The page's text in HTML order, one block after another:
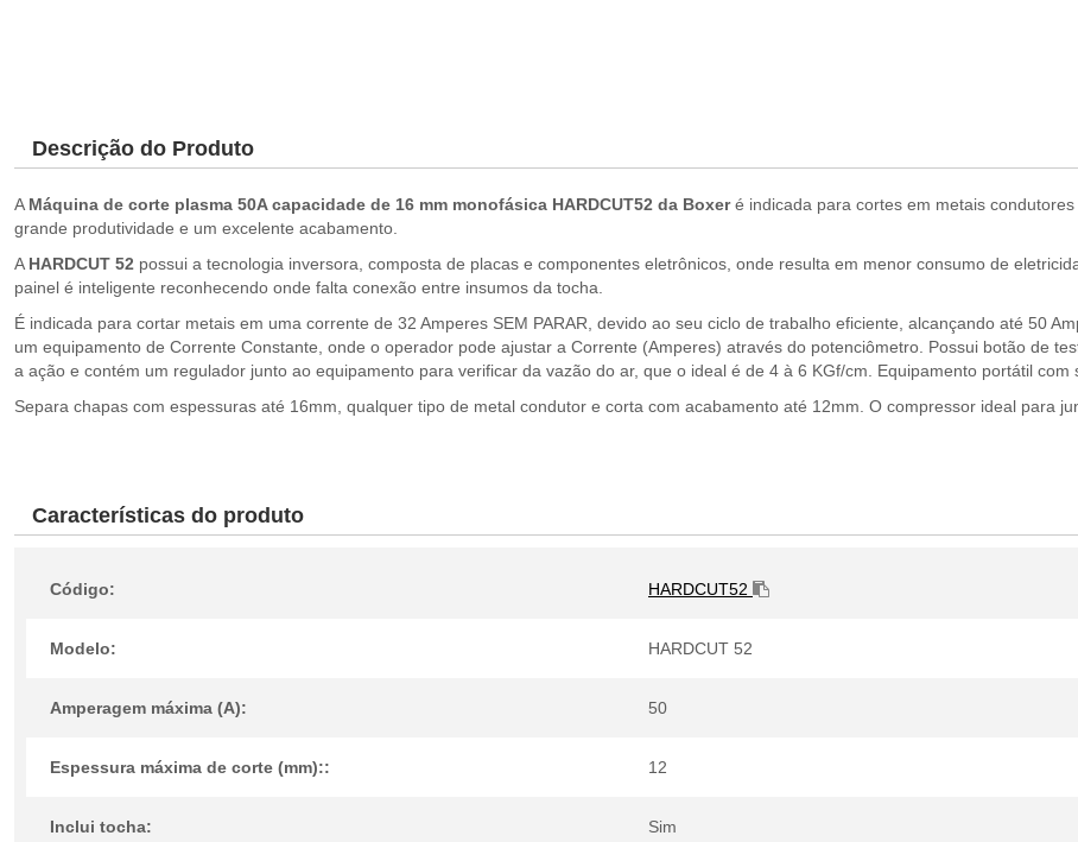
Descrição do Produto
A Máquina de corte plasma 50A capacidade de 16 mm monofásica HARDCUT52 da Boxeré indicada para cortes em metais
grande produtividade e um excelente acabamento.
A HARDCUT 52 possui a tecnologia inversora, composta de placas e componentes eletrônicos, onde resulta em menor consumo de
painel é inteligente reconhecendo onde falta conexão entre insumos da tocha.
É indicada para cortar metais em uma corrente de 32 Amperes SEM PARAR, devido ao seu ciclo de trabalho eficiente, alcançando até 50
um equipamento de Corrente Constante, onde o operador pode ajustar a Corrente (Amperes) através do potenciômetro. Possui botão de
a ação e contém um regulador junto ao equipamento para verificar da vazão do ar, que o ideal é de 4 à 6 KGf/cm. Equipamento portátil com
Separa chapas com espessuras até 16mm, qualquer tipo de metal condutor e corta com acabamento até 12mm. O compressor ideal para
Características do produto
Código: HARDCUT52
Modelo: HARDCUT 52
Amperagem máxima (A): 50
Espessura máxima de corte (mm):: 12
Inclui tocha: Sim